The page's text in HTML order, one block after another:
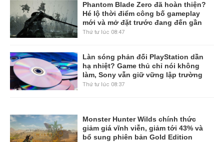
Phantom Blade Zero đã hoàn thiện?
Hé lộ thời điểm công bố gameplay
mới và mở đặt trước đang đến gần
Thứ tư lúc 08:47
Làn sóng phản đối PlayStation dần
hạ nhiệt? Game thủ chỉ nói không
làm, Sony vẫn giữ vững lập trường
Thứ tư lúc 08:37
Monster Hunter Wilds chính thức
giảm giá vĩnh viễn, giảm tới 43% và
bổ sung phiên bản Gold Edition